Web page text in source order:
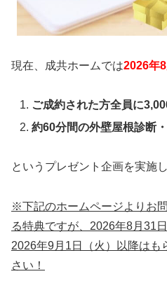
現在、成共ホームでは2026年
ご成約された方全員に
約60分間の外壁屋根診断
というプレゼント企画を実施
※下記のホームページよりお
る特典ですが、2026年8月31
2026年9月1日（火）以降はも
さい！